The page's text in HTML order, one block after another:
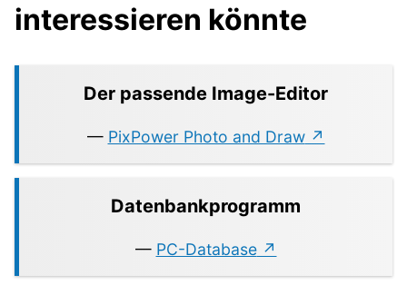
interessieren könnte
Der passende Image-Editor
— PixPower Photo and Draw
Datenbankprogramm
— PC-Database